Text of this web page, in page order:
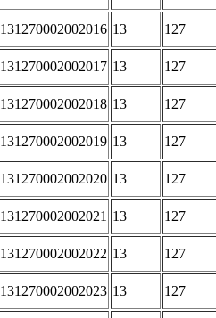
131270002002016 13 127
131270002002017 13 127
131270002002018 13 127
131270002002019 13 127
131270002002020 13 127
131270002002021 13 127
131270002002022 13 127
131270002002023 13 127